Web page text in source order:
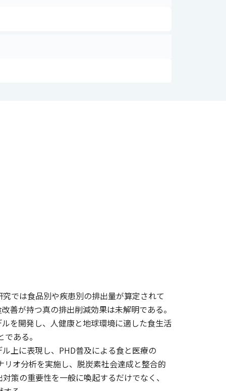
では⾷品別や疾患別の排出量が算定されて
善が持つ真の排出削減効果は未解明である。
を開発し、⼈健康と地球環境に適した⾷⽣活
ある。
上に表現し、PHD普及による⾷と医療の
オ分析を実施し、脱炭素社会達成と整合的
策の重要性を⼀般に喚起するだけでなく、